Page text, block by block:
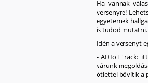
Ha vannak
versenyre!
egyetemek
is tudod mutatni.
Idén a versenyt
- AI+IoT track:
várunk
ötlettel bővítik a